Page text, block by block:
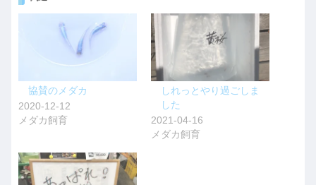
協賛のメダカ
2020-12-12
メダカ飼育
しれっとやり過ごしま
した
2021-04-16
メダカ飼育